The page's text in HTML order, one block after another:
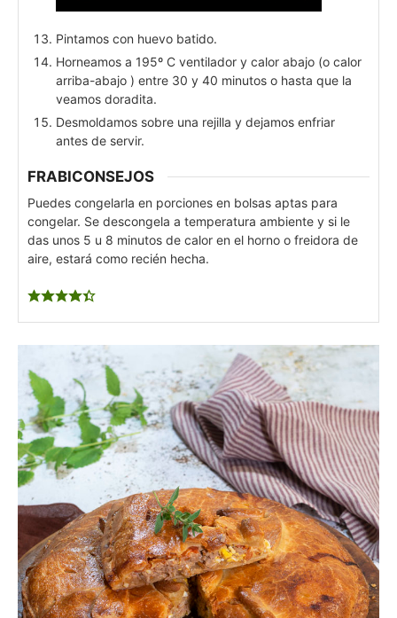
Pintamos con huevo batido.
Horneamos a 195º C ventilador y calor abajo (o calor
arriba-abajo ) entre 30 y 40 minutos o hasta que la
veamos doradita.
Desmoldamos sobre una rejilla y dejamos enfriar
antes de servir.
FRABICONSEJOS
Puedes congelarla en porciones en bolsas aptas para
congelar. Se descongela a temperatura ambiente y si le
das unos 5 u 8 minutos de calor en el horno o freidora de
aire, estará como recién hecha.